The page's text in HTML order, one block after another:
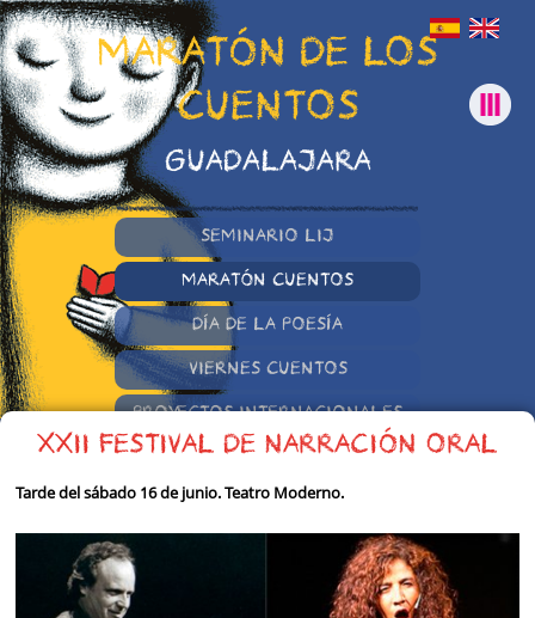
MARATÓN DE LOS
CUENTOS
GUADALAJARA
SEMINARIO LIJ
MARATÓN CUENTOS
DÍA DE LA POESÍA
VIERNES CUENTOS
PROYECTOS INTERNACIONALES
OTRAS INICIATIVAS
XXII FESTIVAL DE NARRACIÓN ORAL
Tarde del sábado 16 de junio. Teatro Moderno.